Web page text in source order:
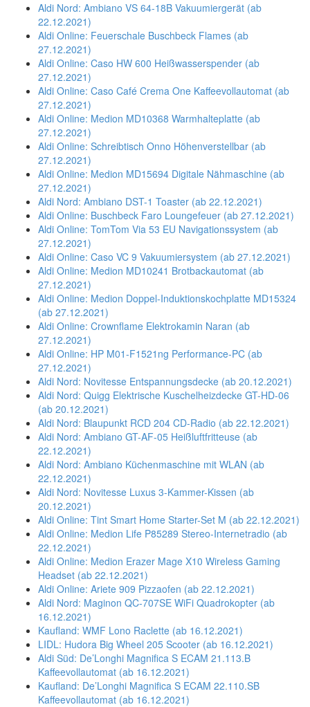
Aldi Nord: Ambiano VS 64-18B Vakuumiergerät (ab
22.12.2021)
Aldi Online: Feuerschale Buschbeck Flames (ab
27.12.2021)
Aldi Online: Caso HW 600 Heißwasserspender (ab
27.12.2021)
Aldi Online: Caso Café Crema One Kaffeevollautomat (ab
27.12.2021)
Aldi Online: Medion MD10368 Warmhalteplatte (ab
27.12.2021)
Aldi Online: Schreibtisch Onno Höhenverstellbar (ab
27.12.2021)
Aldi Online: Medion MD15694 Digitale Nähmaschine (ab
27.12.2021)
Aldi Nord: Ambiano DST-1 Toaster (ab 22.12.2021)
Aldi Online: Buschbeck Faro Loungefeuer (ab 27.12.2021)
Aldi Online: TomTom Via 53 EU Navigationssystem (ab
27.12.2021)
Aldi Online: Caso VC 9 Vakuumiersystem (ab 27.12.2021)
Aldi Online: Medion MD10241 Brotbackautomat (ab
27.12.2021)
Aldi Online: Medion Doppel-Induktionskochplatte MD15324
(ab 27.12.2021)
Aldi Online: Crownflame Elektrokamin Naran (ab
27.12.2021)
Aldi Online: HP M01-F1521ng Performance-PC (ab
27.12.2021)
Aldi Nord: Novitesse Entspannungsdecke (ab 20.12.2021)
Aldi Nord: Quigg Elektrische Kuschelheizdecke GT-HD-06
(ab 20.12.2021)
Aldi Nord: Blaupunkt RCD 204 CD-Radio (ab 22.12.2021)
Aldi Nord: Ambiano GT-AF-05 Heißluftfritteuse (ab
22.12.2021)
Aldi Nord: Ambiano Küchenmaschine mit WLAN (ab
22.12.2021)
Aldi Nord: Novitesse Luxus 3-Kammer-Kissen (ab
20.12.2021)
Aldi Online: Tint Smart Home Starter-Set M (ab 22.12.2021)
Aldi Online: Medion Life P85289 Stereo-Internetradio (ab
22.12.2021)
Aldi Online: Medion Erazer Mage X10 Wireless Gaming
Headset (ab 22.12.2021)
Aldi Online: Ariete 909 Pizzaofen (ab 22.12.2021)
Aldi Nord: Maginon QC-707SE WiFi Quadrokopter (ab
16.12.2021)
Kaufland: WMF Lono Raclette (ab 16.12.2021)
LIDL: Hudora Big Wheel 205 Scooter (ab 16.12.2021)
Aldi Süd: De’Longhi Magnifica S ECAM 21.113.B
Kaffeevollautomat (ab 16.12.2021)
Kaufland: De’Longhi Magnifica S ECAM 22.110.SB
Kaffeevollautomat (ab 16.12.2021)